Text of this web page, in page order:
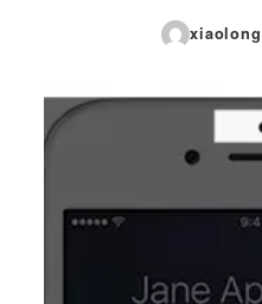
xiaolong